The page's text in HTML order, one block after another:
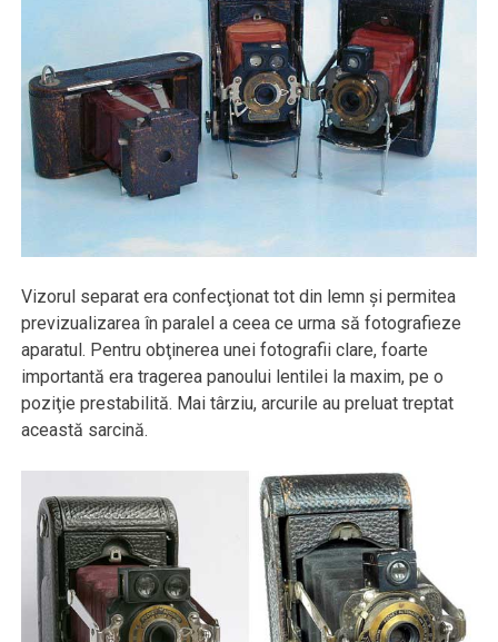
Vizorul separat era confecţionat tot din lemn şi permitea
previzualizarea în paralel a ceea ce urma să fotografieze
aparatul. Pentru obţinerea unei fotografii clare, foarte
importantă era tragerea panoului lentilei la maxim, pe o
poziţie prestabilită. Mai târziu, arcurile au preluat treptat
această sarcină.